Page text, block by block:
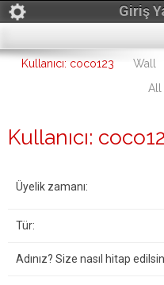
Giriş
Kullanıcı: coco123 Wall
All
Kullanıcı:
Üyelik zamanı:
Tür:
Adınız? Size nasıl hitap